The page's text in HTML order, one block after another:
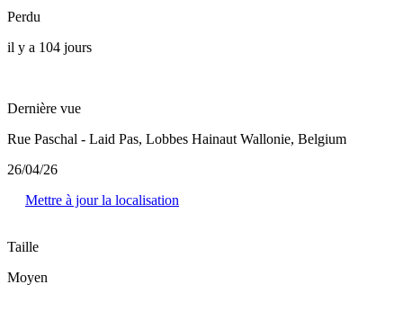
Perdu
il y a 104 jours
Dernière vue
Rue Paschal - Laid Pas, Lobbes Hainaut Wallonie, Belgium
26/04/26
Mettre à jour la localisation
Taille
Moyen